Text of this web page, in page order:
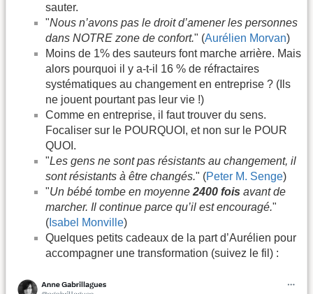
sauter.
"Nous n’avons pas le droit d’amener les personnes
dans NOTRE zone de confort." (Aurélien Morvan)
Moins de 1% des sauteurs font marche arrière. Mais
alors pourquoi il y a-t-il 16 % de réfractaires
systématiques au changement en entreprise ? (Ils
ne jouent pourtant pas leur vie !)
Comme en entreprise, il faut trouver du sens.
Focaliser sur le POURQUOI, et non sur le POUR
QUOI.
"Les gens ne sont pas résistants au changement, il
sont résistants à être changés." (Peter M. Senge)
"Un bébé tombe en moyenne 2400 fois avant de
marcher. Il continue parce qu’il est encouragé."
( Isabel Monville)
Quelques petits cadeaux de la part d’Aurélien pour
accompagner une transformation (suivez le fil) :